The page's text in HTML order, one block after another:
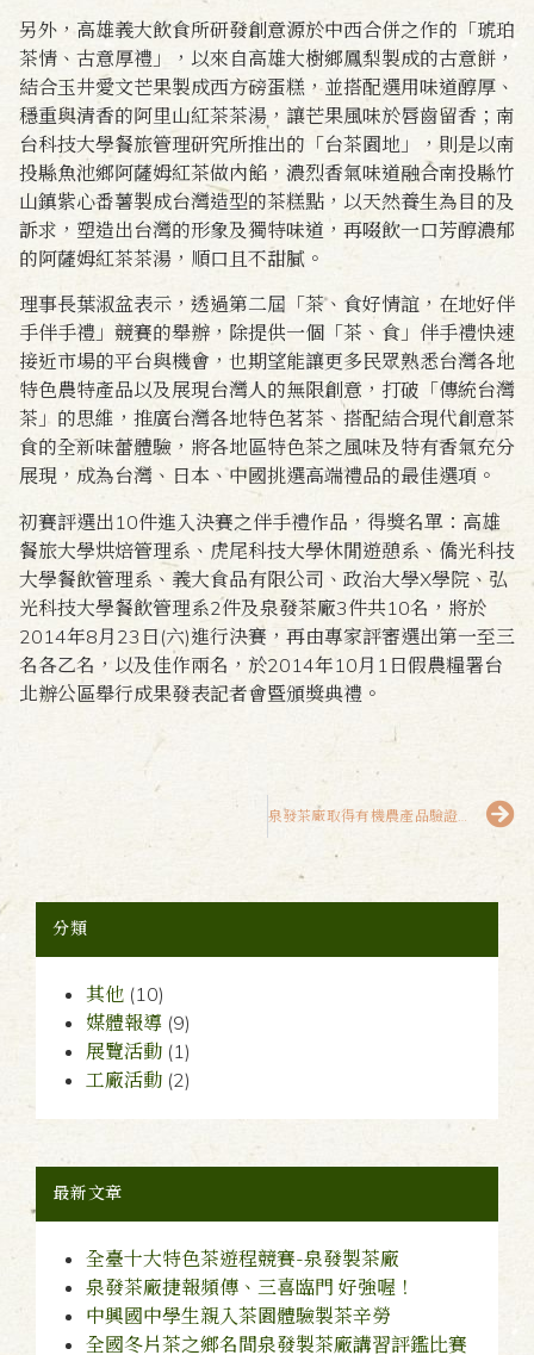
另外，高雄義大飲食所研發創意源於中西合併之作的「琥珀
茶情、古意厚禮」，以來自高雄大樹鄉鳳梨製成的古意餅，
結合玉井愛文芒果製成西方磅蛋糕，並搭配選用味道醇厚、
穩重與清香的阿里山紅茶茶湯，讓芒果風味於唇齒留香；南
台科技大學餐旅管理研究所推出的「台茶園地」，則是以南
投縣魚池鄉阿薩姆紅茶做內餡，濃烈香氣味道融合南投縣竹
山鎮紫心番薯製成台灣造型的茶糕點，以天然養生為目的及
訴求，塑造出台灣的形象及獨特味道，再啜飲一口芳醇濃郁
的阿薩姆紅茶茶湯，順口且不甜膩。
理事長葉淑盆表示，透過第二屆「茶、食好情誼，在地好伴
手伴手禮」競賽的舉辦，除提供一個「茶、食」伴手禮快速
接近市場的平台與機會，也期望能讓更多民眾熟悉台灣各地
特色農特產品以及展現台灣人的無限創意，打破「傳統台灣
茶」的思維，推廣台灣各地特色茗茶、搭配結合現代創意茶
食的全新味蕾體驗，將各地區特色茶之風味及特有香氣充分
展現，成為台灣、日本、中國挑選高端禮品的最佳選項。
初賽評選出10件進入決賽之伴手禮作品，得獎名單：高雄
餐旅大學烘焙管理系、虎尾科技大學休閒遊憩系、僑光科技
大學餐飲管理系、義大食品有限公司、政治大學X學院、弘
光科技大學餐飲管理系2件及泉發茶廠3件共10名，將於
2014年8月23日(六)進行決賽，再由專家評審選出第一至三
名各乙名，以及佳作兩名，於2014年10月1日假農糧署台
北辦公區舉行成果發表記者會暨頒獎典禮。
泉發茶廠取得有機農產品驗證證書
分類
其他 (10)
媒體報導 (9)
展覽活動 (1)
工廠活動 (2)
最新文章
全臺十大特色茶遊程競賽-泉發製茶廠
泉發茶廠捷報頻傳、三喜臨門 好強喔！
中興國中學生親入茶園體驗製茶辛勞
全國冬片茶之鄉名間泉發製茶廠講習評鑑比賽